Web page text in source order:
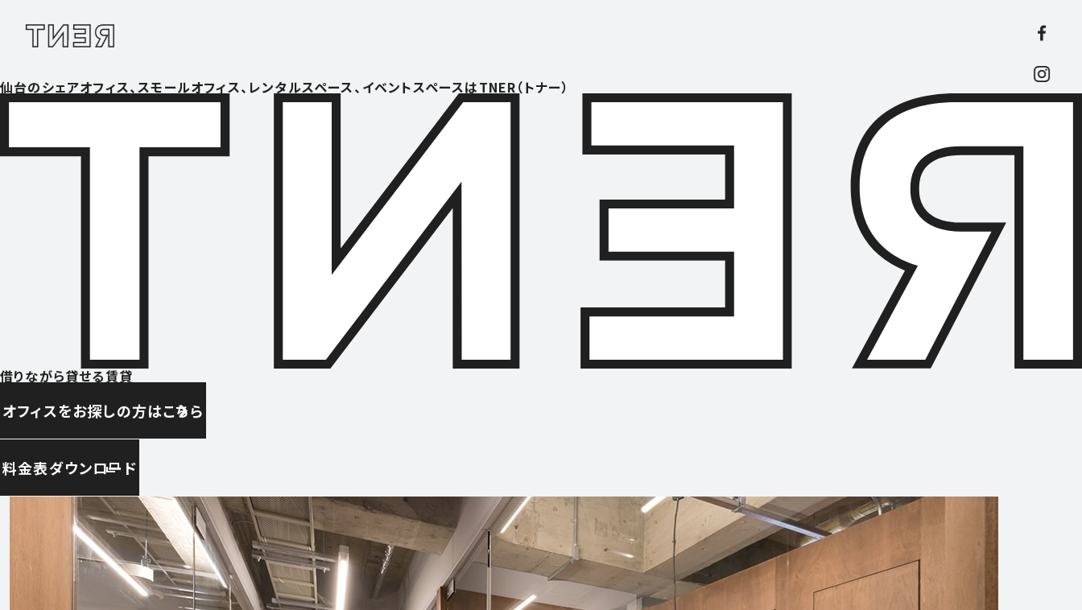
仙台のシェアオフィス、スモールオフィス、レンタルスペース、イベントスペースはTNER（トナー）
借りながら貸せる賃貸
オフィスをお探しの方はこちら
料金表ダウンロード